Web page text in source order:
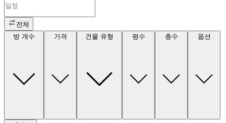
전체
방 개수
가격 건물 유형 평수 층수 옵션